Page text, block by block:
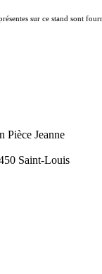
sur ce stand sont
Pièce Jeanne
Saint-Louis